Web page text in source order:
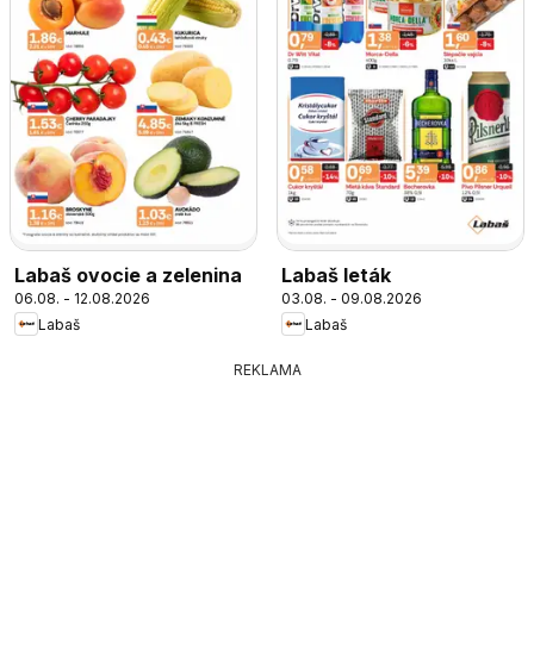
Labaš ovocie a zelenina
06.08. - 12.08.2026
Labaš
Labaš leták
03.08. - 09.08.2026
Labaš
REKLAMA